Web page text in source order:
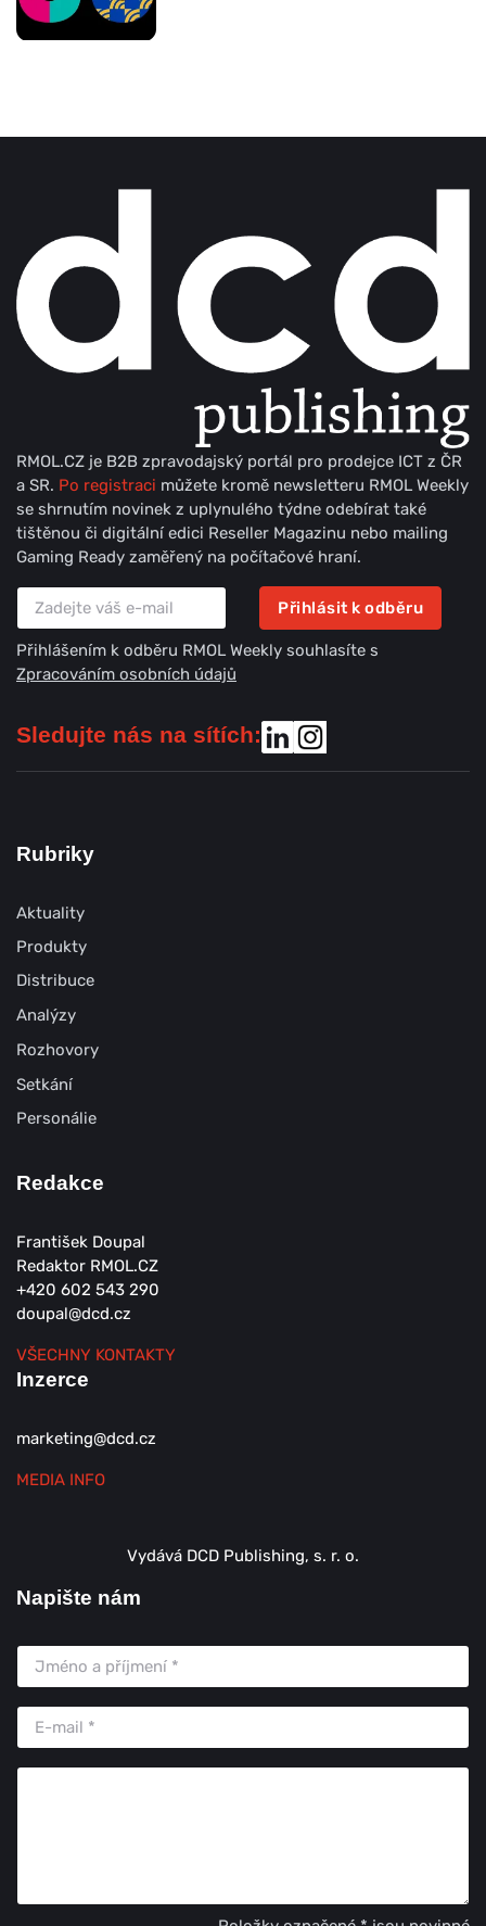
RMOL.CZ je B2B zpravodajský portál pro prodejce ICT z ČR
a SR. Po registraci můžete kromě newsletteru RMOL Weekly
se shrnutím novinek z uplynulého týdne odebírat také
tištěnou či digitální edici Reseller Magazinu nebo mailing
Gaming Ready zaměřený na počítačové hraní.
Přihlásit k odběru
Přihlášením k odběru RMOL Weekly souhlasíte s
Zpracováním osobních údajů
Sledujte nás na sítích:
Rubriky
Aktuality
Produkty
Distribuce
Analýzy
Rozhovory
Setkání
Personálie
Redakce
František Doupal
Redaktor RMOL.CZ
+420 602 543 290
doupal@dcd.cz
VŠECHNY KONTAKTY
Inzerce
marketing@dcd.cz
MEDIA INFO
Vydává DCD Publishing, s. r. o.
Napište nám